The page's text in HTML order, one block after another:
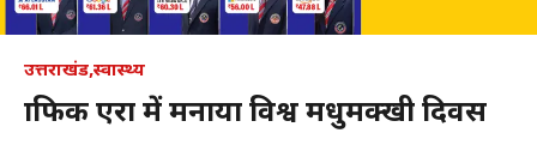
उत्तराखंड,स्वास्थ्य
ग्राफिक एरा में मनाया विश्व मधुमक्खी दिवस